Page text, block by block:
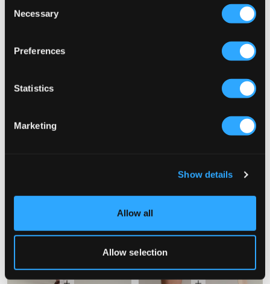
Selection
Necessary
Preferences
Statistics
Marketing
Show details
Allow all
Allow selection
PNT
OSJFADE MB 6964 TAI DNM